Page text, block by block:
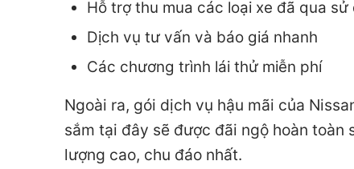
Hỗ trợ thu mua các loại xe đã qua sử
Dịch vụ tư vấn và báo giá nhanh
Các chương trình lái thử miễn phí
Ngoài ra, gói dịch vụ hậu mãi của
sắm tại đây sẽ được đãi ngộ hoàn
lượng cao, chu đáo nhất.